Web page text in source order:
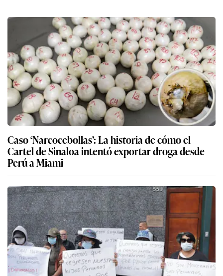
Caso ‘Narcocebollas’: La historia de cómo el
Cartel de Sinaloa intentó exportar droga desde
Perú a Miami